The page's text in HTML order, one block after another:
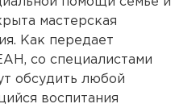
мастерская
Как передает
со специалистами
обсудить любой
воспитания